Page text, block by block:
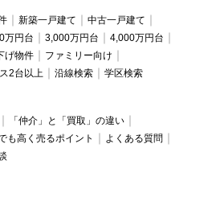
新築一戸建て
中古一戸建て
万円台 3,000万円台
4,000万円台
げ物件
ファミリー向け
2台以上 沿線検索 学区検索
「仲介」と「買取」の違い
も高く売るポイント
よくある質問